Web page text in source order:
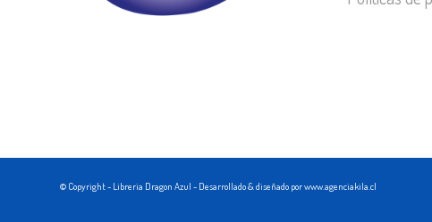
© Copyright - Libreria Dragon Azul - Desarrollado & diseñado por www.agenciakila.cl